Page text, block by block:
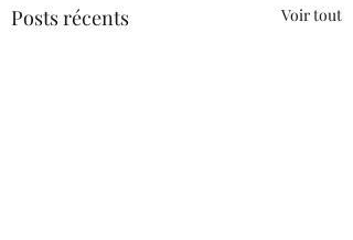
Posts récents Voir tout